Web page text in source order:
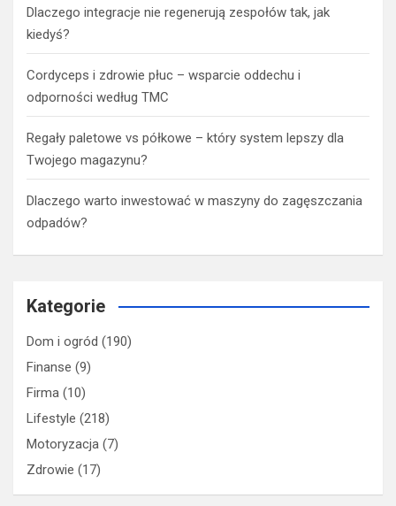
Dlaczego integracje nie regenerują zespołów tak, jak
kiedyś?
Cordyceps i zdrowie płuc – wsparcie oddechu i
odporności według TMC
Regały paletowe vs półkowe – który system lepszy dla
Twojego magazynu?
Dlaczego warto inwestować w maszyny do zagęszczania
odpadów?
Kategorie
Dom i ogród (190)
Finanse (9)
Firma (10)
Lifestyle (218)
Motoryzacja (7)
Zdrowie (17)